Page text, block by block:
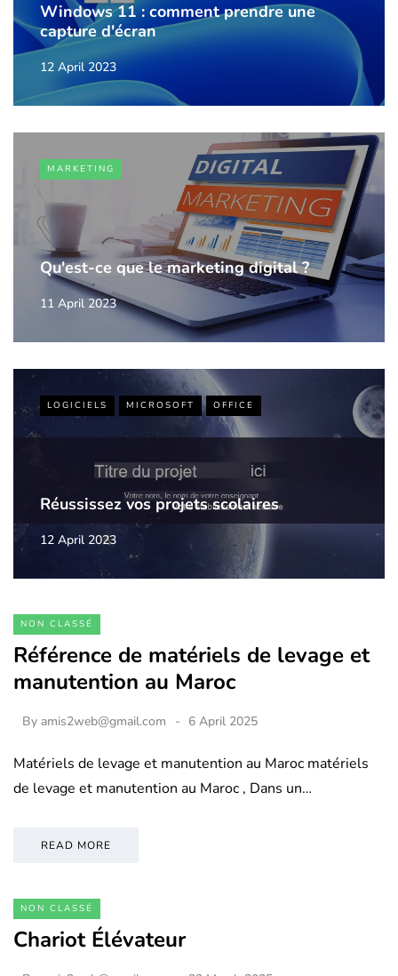
Windows 11 : comment prendre une
capture d'écran
12 April 2023
MARKETING
Qu'est-ce que le marketing digital ?
11 April 2023
LOGICIELS MICROSOFT OFFICE
Réussissez vos projets scolaires
12 April 2023
NON CLASSÉ
Référence de matériels de levage et
manutention au Maroc
By amis2web@gmail.com 6 April 2025
Matériels de levage et manutention au Maroc matériels
de levage et manutention au Maroc , Dans un…
READ MORE
NON CLASSÉ
Chariot Élévateur